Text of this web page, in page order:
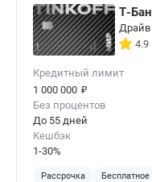
Т-
Драйв
4.9
Кредитный лимит
1 000 000 ₽
Без процентов
До 55 дней
Кешбэк
1-30%
Рассрочка